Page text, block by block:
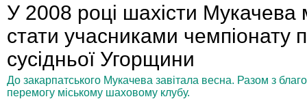
У 2008 році шахісти Мукачева
стати учасниками чемпіонату
сусідньої Угорщини
До закарпатського Мукачева завітала весна. Разом з
перемогу міському шаховому клубу.